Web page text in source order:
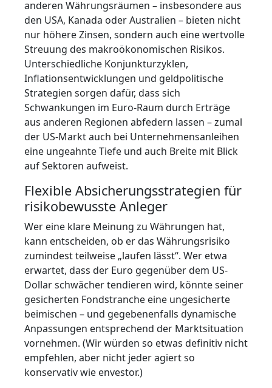
anderen Währungsräumen – insbesondere aus
den USA, Kanada oder Australien – bieten nicht
nur höhere Zinsen, sondern auch eine wertvolle
Streuung des makroökonomischen Risikos.
Unterschiedliche Konjunkturzyklen,
Inflationsentwicklungen und geldpolitische
Strategien sorgen dafür, dass sich
Schwankungen im Euro-Raum durch Erträge
aus anderen Regionen abfedern lassen – zumal
der US-Markt auch bei Unternehmensanleihen
eine ungeahnte Tiefe und auch Breite mit Blick
auf Sektoren aufweist.
Flexible Absicherungsstrategien für
risikobewusste Anleger
Wer eine klare Meinung zu Währungen hat,
kann entscheiden, ob er das Währungsrisiko
zumindest teilweise „laufen lässt“. Wer etwa
erwartet, dass der Euro gegenüber dem US-
Dollar schwächer tendieren wird, könnte seiner
gesicherten Fondstranche eine ungesicherte
beimischen – und gegebenenfalls dynamische
Anpassungen entsprechend der Marktsituation
vornehmen. (Wir würden so etwas definitiv nicht
empfehlen, aber nicht jeder agiert so
konservativ wie envestor.)